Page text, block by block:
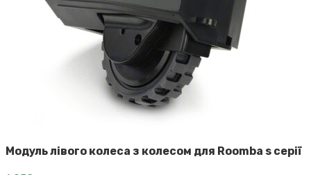
Модуль лівого колеса з колесом для Roomba s серії